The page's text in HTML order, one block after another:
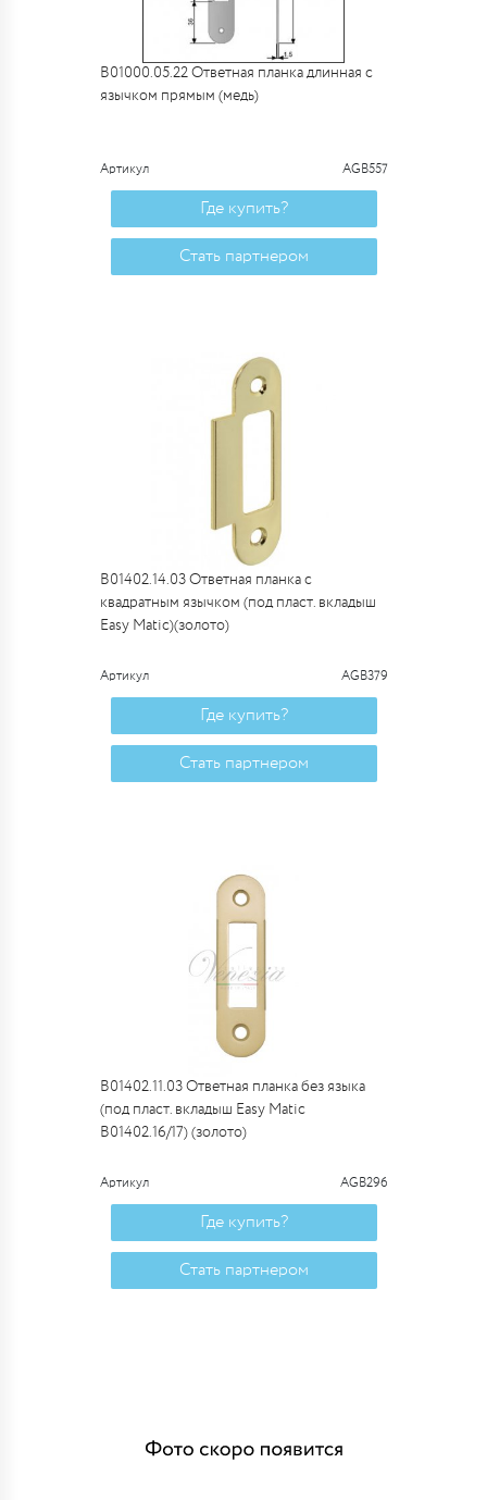
B01000.05.22 Ответная планка длинная с
язычком прямым (медь)
Артикул AGB557
Где купить?
Стать партнером
B01402.14.03 Ответная планка с
квадратным язычком (под пласт. вкладыш
Easy Matic)(золото)
Артикул AGB379
Где купить?
Стать партнером
B01402.11.03 Ответная планка без языка
(под пласт. вкладыш Easy Matic
B01402.16/17) (золото)
Артикул AGB296
Где купить?
Стать партнером